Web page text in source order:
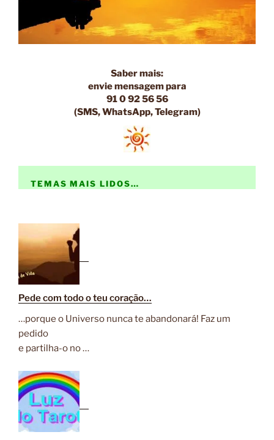
Saber mais:
enviemensagempara
91 0 92 56 56
(SMS, WhatsApp, Telegram)
TEMAS MAIS LIDOS…
Pede com todo o teu coração…
…porque o Universo nunca te abandonará! Faz um
pedido
e partilha-o no …